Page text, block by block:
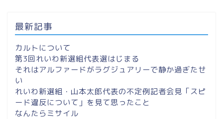
最新記事
カルトについて
第3回れいわ新選組代表選はじまる
それはアルファードがラグジュアリーで静か過ぎたせ
い
れいわ新選組・山本太郎代表の不定例記者会見「スピ
ード違反について」を見て思ったこと
なんたらミサイル